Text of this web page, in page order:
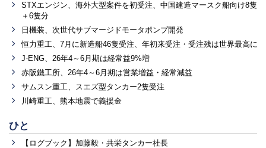
STXエンジン、海外大型案件を初受注、中国建造マースク船向け8隻
＋6隻分
日機装、次世代サブマージドモータポンプ開発
恒力重工、7月に新造船46隻受注、年初来受注・受注残は世界最高に
J-ENG、26年4～6月期は経常益9%増
赤阪鐵工所、26年4～6月期は営業増益・経常減益
サムスン重工、スエズ型タンカー2隻受注
川崎重工、熊本地震で義援金
ひと
【ログブック】加藤毅・共栄タンカー社長